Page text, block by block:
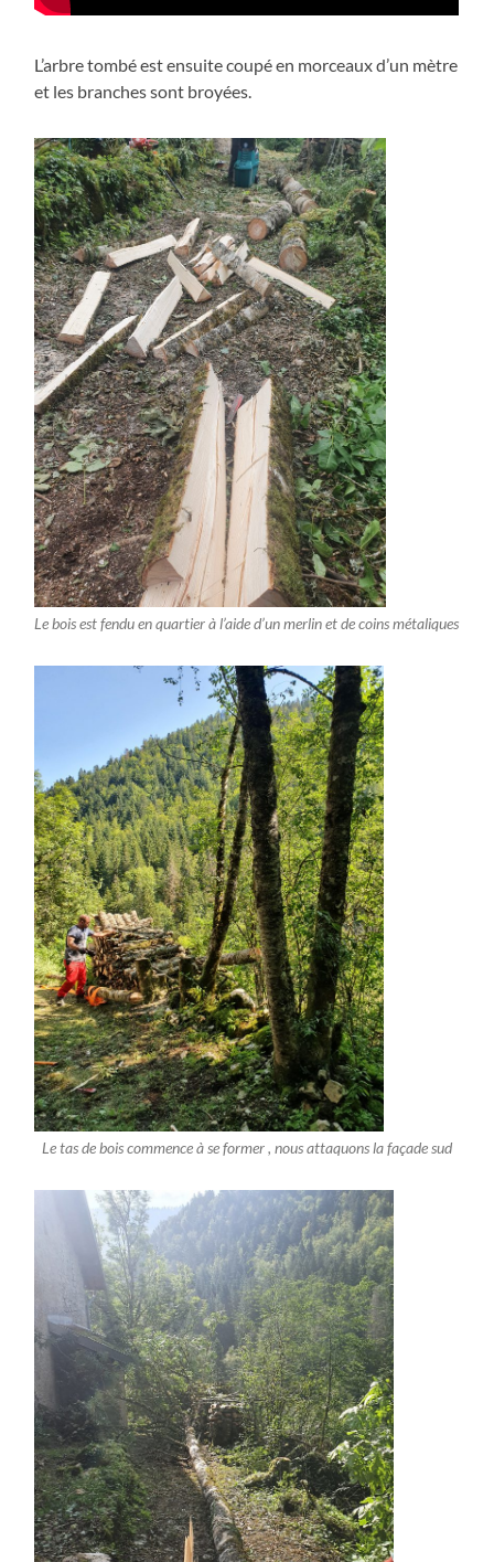
L’arbre tombé est ensuite coupé en morceaux d’un mètre
et les branches sont broyées.
Le bois est fendu en quartier à l’aide d’un merlin et de coins métaliques
Le tas de bois commence à se former , nous attaquons la façade sud